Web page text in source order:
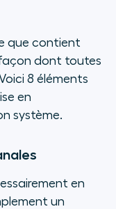
que contient
dont toutes
8 éléments
en
système.
en
un